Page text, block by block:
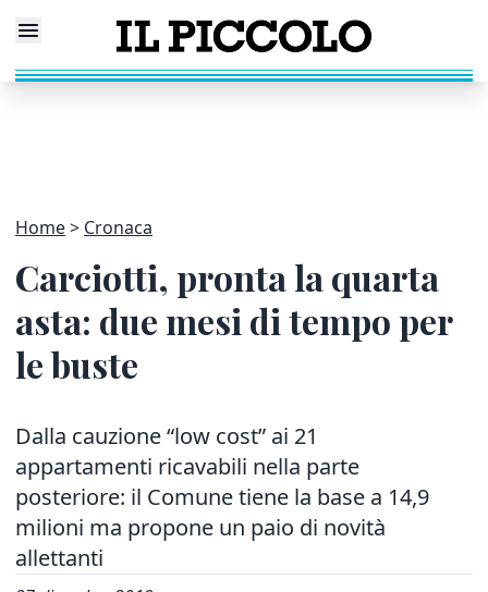
Home Cronaca
Carciotti, pronta la quarta
asta: due mesi di tempo per
le buste
Dalla cauzione “low cost” ai 21
appartamenti ricavabili nella parte
posteriore: il Comune tiene la base a 14,9
milioni ma propone un paio di novità
allettanti